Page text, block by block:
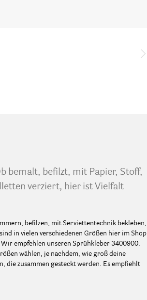
bemalt, befilzt, mit Papier, Stoff,
verziert, hier ist Vielfalt
befilzen, mit Serviettentechnik bekleben,
in vielen verschiedenen Größen hier im Shop
empfehlen unseren Sprühkleber 3400900.
wählen, je nachdem, wie groß deine
die zusammen gesteckt werden. Es empfiehlt